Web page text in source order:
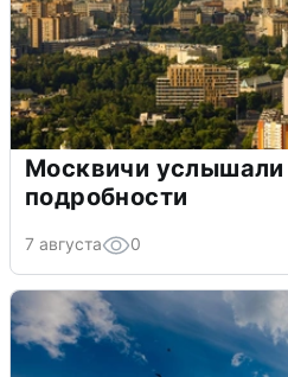
Москвичи услышали
подробности
7 августа 0